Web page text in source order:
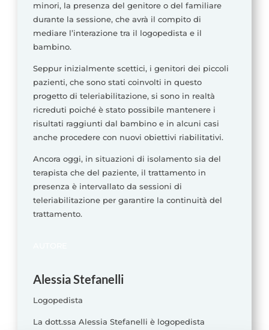
minori, la presenza del genitore o del familiare
durante la sessione, che avrà il compito di
mediare l’interazione tra il logopedista e il
bambino.
Seppur inizialmente scettici, i genitori dei piccoli
pazienti, che sono stati coinvolti in questo
progetto di teleriabilitazione, si sono in realtà
ricreduti poiché è stato possibile mantenere i
risultati raggiunti dal bambino e in alcuni casi
anche procedere con nuovi obiettivi riabilitativi.
Ancora oggi, in situazioni di isolamento sia del
terapista che del paziente, il trattamento in
presenza è intervallato da sessioni di
teleriabilitazione per garantire la continuità del
trattamento.
Alessia Stefanelli
Logopedista
La dott.ssa Alessia Stefanelli è logopedista